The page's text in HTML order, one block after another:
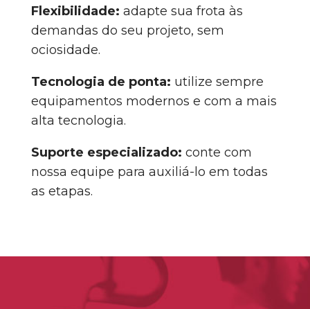
Flexibilidade: adapte sua frota às
demandas do seu projeto, sem
ociosidade.
Tecnologia de ponta: utilize sempre
equipamentos modernos e com a mais
alta tecnologia.
Suporte especializado: conte com
nossa equipe para auxiliá-lo em todas
as etapas.